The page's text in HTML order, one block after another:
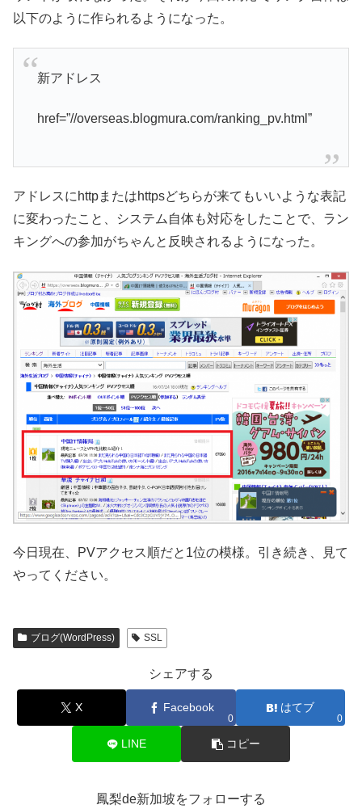
以下のように作られるようになった。
新アドレス
href=”//overseas.blogmura.com/ranking_pv.html”
アドレスにhttpまたはhttpsどちらが来てもいいような表記
に変わったこと、システム自体も対応をしたことで、ラン
キングへの参加がちゃんと反映されるようになった。
今日現在、PVアクセス順だと1位の模様。引き続き、見て
やってください。
ブログ(WordPress) SSL
シェアする
X Facebook
0
はてブ
0
LINE コピー
鳳梨de新加坡をフォローする